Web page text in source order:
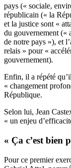
pays (« sociale,
républicain (« la
et la justice sont «
du gouvernement («
de notre pays »), et
relais » pour «
gouvernement).
Enfin, il a répété
« changement
République.
Selon lui, Jean
« un enjeu
« Ça c’est bien
Pour ce premier